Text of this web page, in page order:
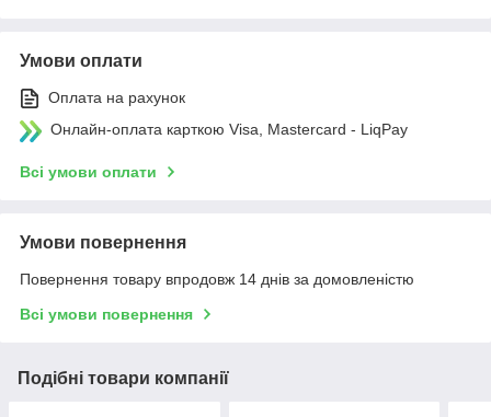
Умови оплати
Оплата на рахунок
Онлайн-оплата карткою Visa, Mastercard - LiqPay
Всі умови оплати
Умови повернення
Повернення товару впродовж 14 днів за домовленістю
Всі умови повернення
Подібні товари компанії